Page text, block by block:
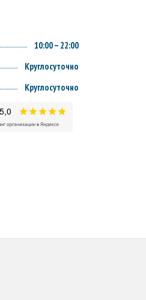
10:00 – 22:00
Круглосуточно
Круглосуточно